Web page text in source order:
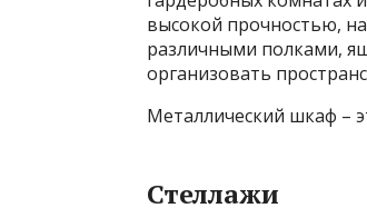
высокой прочностью,
различными полками,
организовать
Металлический шкаф –
Стеллажи